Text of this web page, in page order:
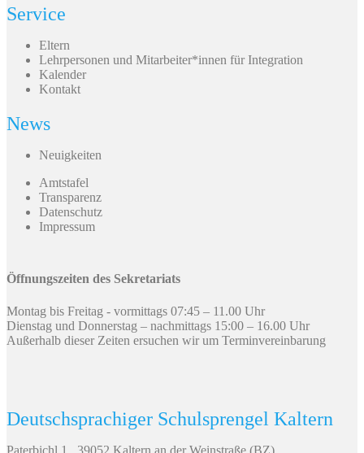
Service
Eltern
Lehrpersonen und Mitarbeiter*innen für Integration
Kalender
Kontakt
News
Neuigkeiten
Amtstafel
Transparenz
Datenschutz
Impressum
Öffnungszeiten des Sekretariats
Montag bis Freitag - vormittags 07:45 – 11.00 Uhr
Dienstag und Donnerstag – nachmittags 15:00 – 16.00 Uhr
Außerhalb dieser Zeiten ersuchen wir um Terminvereinbarung
Deutschsprachiger Schulsprengel Kaltern
Paterbichl 1 , 39052 Kaltern an der Weinstraße (BZ)